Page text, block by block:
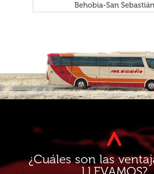
Behobia-San Sebastián
¿Cuáles son las